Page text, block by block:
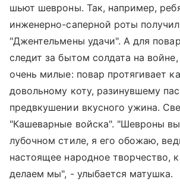
шьют шевроны. Так, например,
инженерно-саперной роты
"Джентельмены удачи". А для
следит за бытом солдата на
очень милые: повар протягивает
довольному коту, разинувшему
предвкушении вкусного ужина.
"Кашеварные войска". "Шевроны
лубочном стиле, я его обожаю,
настоящее народное творчество,
делаем мы", - улыбается матушка.